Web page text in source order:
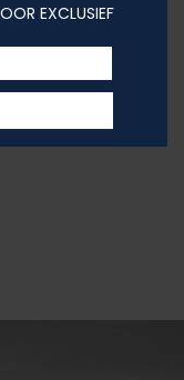
EXCLUSIEF